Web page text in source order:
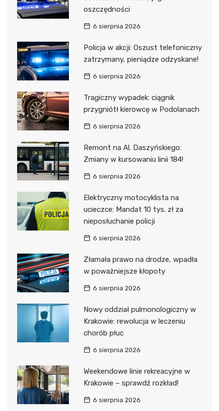
oszczędności
6 sierpnia 2026
Policja w akcji: Oszust telefoniczny
zatrzymany, pieniądze odzyskane!
6 sierpnia 2026
Tragiczny wypadek: ciągnik
przygniótł kierowcę w Podolanach
6 sierpnia 2026
Remont na Al. Daszyńskiego:
Zmiany w kursowaniu linii 184!
6 sierpnia 2026
Elektryczny motocyklista na
ucieczce: Mandat 10 tys. zł za
nieposłuchanie policji
6 sierpnia 2026
Złamała prawo na drodze, wpadła
w poważniejsze kłopoty
6 sierpnia 2026
Nowy oddział pulmonologiczny w
Krakowie: rewolucja w leczeniu
chorób płuc
6 sierpnia 2026
Weekendowe linie rekreacyjne w
Krakowie – sprawdź rozkład!
6 sierpnia 2026